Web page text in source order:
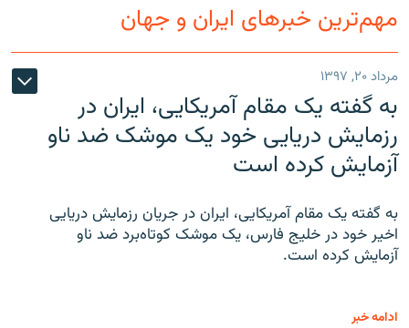
مهم‌ترین خبرهای ایران و جهان
مرداد ۲۰, ۱۳۹۷
به گفته یک مقام آمریکایی، ایران در
رزمایش دریایی خود یک موشک ضد ناو
آزمایش کرده است
به گفته یک مقام آمریکایی، ایران در جریان رزمایش دریایی
اخیر خود در خلیج فارس، یک موشک کوتاه‌برد ضد ناو
آزمایش کرده است.
ادامه خبر